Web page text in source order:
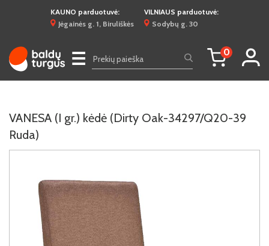
KAUNO parduotuvė:
Jėgainės g. 1, Biruliškės
VILNIAUS parduotuvė:
Sodybų g. 30
☰ 0
VANESA (I gr.) kėdė (Dirty Oak-34297/Q20-39
Ruda)